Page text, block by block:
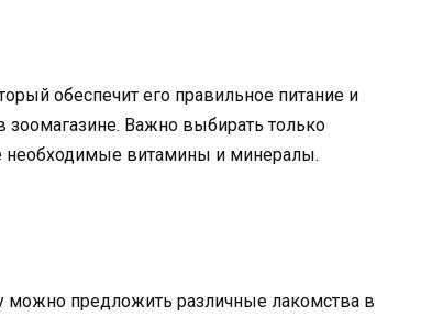
обеспечит его правильное питание и
Важно выбирать только
необходимые витамины и минералы.
можно предложить различные лакомства в